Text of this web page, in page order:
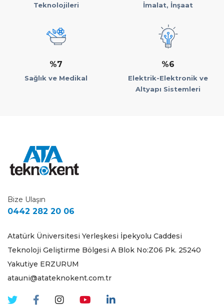
Teknolojileri
İmalat, İnşaat
%7
Sağlık ve Medikal
%6
Elektrik-Elektronik ve
Altyapı Sistemleri
Bize Ulaşın
0442 282 20 06
Atatürk Üniversitesi Yerleşkesi İpekyolu Caddesi
Teknoloji Geliştirme Bölgesi A Blok No:Z06 Pk. 25240
Yakutiye ERZURUM
atauni@atateknokent.com.tr